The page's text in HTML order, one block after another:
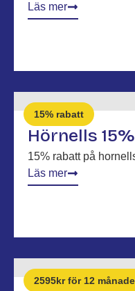
Läs mer
15% rabatt
Hörnells
15% rabatt på
Läs mer
2595kr för 12